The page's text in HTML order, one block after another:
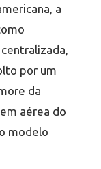
a
por um
da
aérea do
modelo